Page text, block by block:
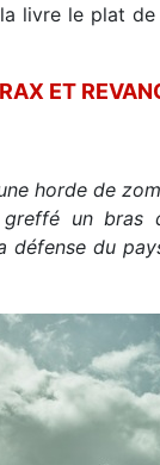
livre le plat de
ET
horde de
un bras
défense du